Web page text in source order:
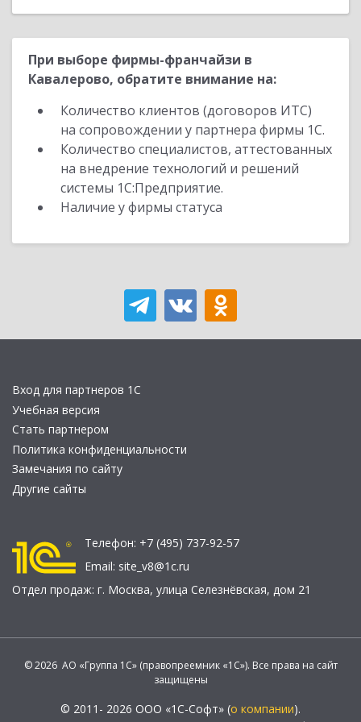
При выборе фирмы-франчайзи в
Кавалерово, обратите внимание на:
Количество клиентов (договоров ИТС)
на сопровождении у партнера фирмы 1С.
Количество специалистов, аттестованных
на внедрение технологий и решений
системы 1С:Предприятие.
Наличие у фирмы статуса
Вход для партнеров 1С
Учебная версия
Стать партнером
Политика конфиденциальности
Замечания по сайту
Другие сайты
Телефон: +7 (495) 737-92-57
Email: site_v8@1c.ru
Отдел продаж: г. Москва, улица Селезнёвская, дом 21
© 2026 АО «Группа 1С» (правопреемник «1С»). Все права на сайт
защищены
© 2011- 2026 ООО «1С-Софт» (о компании).